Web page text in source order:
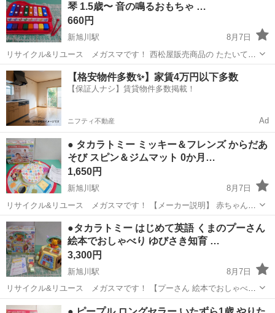
琴 1.5歳〜 音の鳴るおもちゃ …
660円
新旭川駅
8月7日
リサイクル&リユース メガスマです！ 西松屋販売商品の たたいてひ
いて！けんばん付きてっきん です。 鉄琴としてバチで叩いて音を奏で
る・ピアノのように鍵盤で音を奏でる、2WAYな知育玩具です！ 中古
のお品物になりますの...
北海道 旭川市 新旭川駅 おもちゃ 鉄琴
【格安物件多数✨】家賃4万円以下多数
【保証人ナシ】賃貸物件多数掲載！
ニフティ不動産 Ad
● タカラトミー ミッキー＆フレンズ からだあ
そび スピン＆ジムマット 0か月…
1,650円
新旭川駅
8月7日
リサイクル&リユース メガスマです！ 【メーカー説明】 赤ちゃんか
らはじめる体幹トレーニング! 「カラダ知育は」赤ちゃんの発達に即し
た、カラダ遊びを楽しむシリーズです! 体幹が育つと期待できること!
●バランス感覚が身に...
北海道 旭川市 新旭川駅 おもちゃ マット
●タカラトミー はじめて英語 くまのプーさん
絵本でおしゃべり ゆびさき知育 …
3,300円
新旭川駅
8月7日
リサイクル&リユース メガスマです！ 【プーさん 絵本でおしゃべり
ゆびさき知育 いっぱいできた】 【メーカー説明より】 ・プーさん 絵
北海道 旭川市 新旭川駅 おもちゃ プーさん